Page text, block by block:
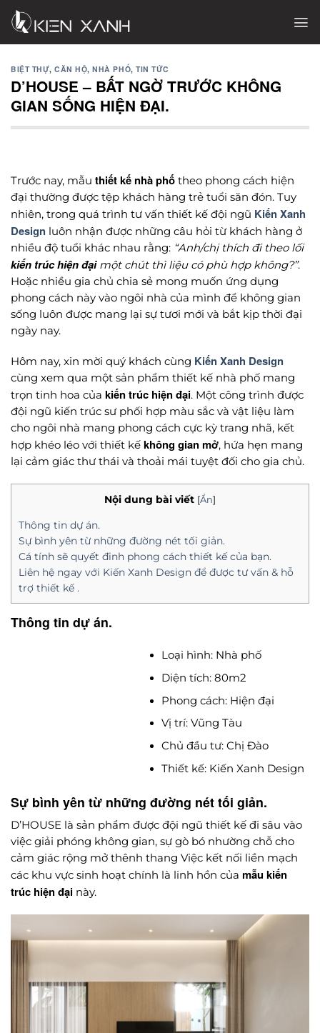
Chuyển
đến
BIỆT THỰ,CĂN HỘ,NHÀ PHỐ,TIN TỨC
D’HOUSE – BẤT NGỜ TRƯỚC KHÔNG
GIAN SỐNG HIỆN ĐẠI.
Trước nay, mẫu thiết kế nhà phố theo phong cách hiện
đại thường được tệp khách hàng trẻ tuổi săn đón. Tuy
nhiên, trong quá trình tư vấn thiết kế đội ngũ Kiến Xanh
Design luôn nhận được những câu hỏi từ khách hàng ở
nhiều độ tuổi khác nhau rằng: “Anh/chị thích đi theo lối
kiến trúc hiện đạimột chút thì liệu có phù hợp không?”.
Hoặc nhiều gia chủ chia sẻ mong muốn ứng dụng
phong cách này vào ngôi nhà của mình để không gian
sống luôn được mang lại sự tươi mới và bắt kịp thời đại
ngày nay.
Hôm nay, xin mời quý khách cùng Kiến Xanh Design
cùng xem qua một sản phẩm thiết kế nhà phố mang
trọn tinh hoa của kiến trúc hiện đại. Một công trình được
đội ngũ kiến trúc sư phối hợp màu sắc và vật liệu làm
cho ngôi nhà mang phong cách cực kỳ trang nhã, kết
hợp khéo léo với thiết kế không gian mở, hứa hẹn mang
lại cảm giác thư thái và thoải mái tuyệt đối cho gia chủ.
Nội dung bài viết [Ẩn]
Thông tin dự án.
Sự bình yên từ những đường nét tối giản.
Cá tính sẽ quyết đinh phong cách thiết kế của bạn.
Liên hệ ngay với Kiến Xanh Design để được tư vấn & hỗ
trợ thiết kế .
Thông tin dự án.
Loại hình: Nhà phố
Diện tích: 80m2
Phong cách: Hiện đại
Vị trí: Vũng Tàu
Chủ đầu tư: Chị Đào
Thiết kế: Kiến Xanh Design
Sự bình yên từ những đường nét tối giản.
D’HOUSE là sản phẩm được đội ngũ thiết kế đi sâu vào
việc giải phóng không gian, sự gò bó nhường chỗ cho
cảm giác rộng mở thênh thang Việc kết nối liền mạch
các khu vực sinh hoạt chính là linh hồn của mẫu kiến
trúc hiện đại này.